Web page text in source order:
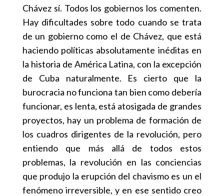
Chávez sí. Todos los gobiernos los comenten.
Hay dificultades sobre todo cuando se trata
de un gobierno como el de Chávez, que está
haciendo políticas absolutamente inéditas en
la historia de América Latina, con la excepción
de Cuba naturalmente. Es cierto que la
burocracia no funciona tan bien como debería
funcionar, es lenta, está atosigada de grandes
proyectos, hay un problema de formación de
los cuadros dirigentes de la revolución, pero
entiendo que más allá de todos estos
problemas, la revolución en las conciencias
que produjo la erupción del chavismo es un el
fenómeno irreversible, y en ese sentido creo